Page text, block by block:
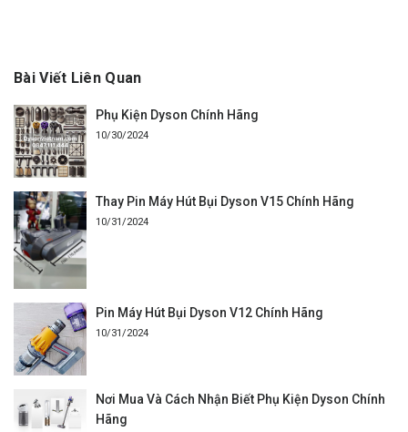
Bài Viết Liên Quan
Phụ Kiện Dyson Chính Hãng
10/30/2024
Thay Pin Máy Hút Bụi Dyson V15 Chính Hãng
10/31/2024
Pin Máy Hút Bụi Dyson V12 Chính Hãng
10/31/2024
Nơi Mua Và Cách Nhận Biết Phụ Kiện Dyson Chính
Hãng